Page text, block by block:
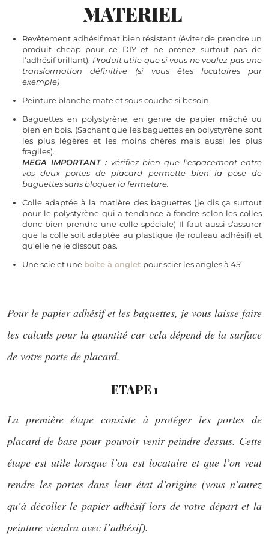
MATERIEL
Revêtement adhésif mat bien résistant (éviter de prendre un
produit cheap pour ce DIY et ne prenez surtout pas de
l’adhésif brillant). Produit utile que si vous ne voulez pas une
transformation définitive (si vous êtes locataires par
exemple)
Peinture blanche mate et sous couche si besoin.
Baguettes en polystyrène, en genre de papier mâché ou
bien en bois. (Sachant que les baguettes en polystyrène sont
les plus légères et les moins chères mais aussi les plus
fragiles).
MEGA IMPORTANT : vérifiez bien que l’espacement entre
vos deux portes de placard permette bien la pose de
baguettes sans bloquer la fermeture.
Colle adaptée à la matière des baguettes (je dis ça surtout
pour le polystyrène qui a tendance à fondre selon les colles
donc bien prendre une colle spéciale) Il faut aussi s’assurer
que la colle soit adaptée au plastique (le rouleau adhésif) et
qu’elle ne le dissout pas.
Une scie et une boîte à onglet pour scier les angles à 45°
Pour le papier adhésif et les baguettes, je vous laisse faire
les calculs pour la quantité car cela dépend de la surface
de votre porte de placard.
ETAPE 1
La première étape consiste à protéger les portes de
placard de base pour pouvoir venir peindre dessus. Cette
étape est utile lorsque l’on est locataire et que l’on veut
rendre les portes dans leur état d’origine (vous n’aurez
qu’à décoller le papier adhésif lors de votre départ et la
peinture viendra avec l’adhésif).